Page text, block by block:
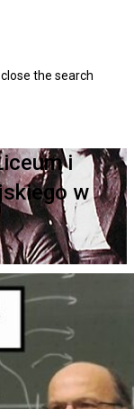
the search
i
w